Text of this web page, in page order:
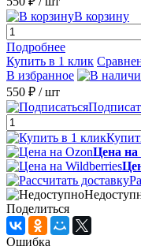
В корзину
Подробнее
Купить в 1 клик
В избранное
550 ₽ / шт
Цена на
Поделиться
Ошибка